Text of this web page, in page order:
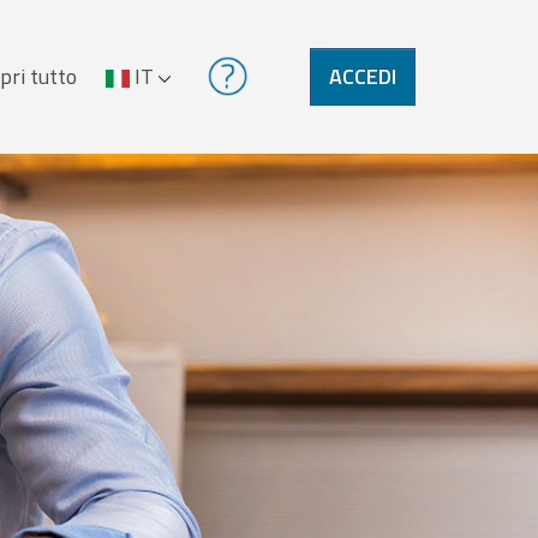
tutto IT ACCEDI